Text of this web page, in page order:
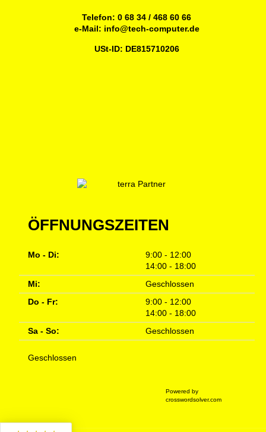
Telefon:0 68 34 / 468 60 66
e-Mail: info@tech-computer.de
USt-ID: DE815710206
ÖFFNUNGSZEITEN
Mo - Di:
9:00 - 12:00
14:00 - 18:00
Mi:
Geschlossen
Do - Fr:
9:00 - 12:00
14:00 - 18:00
Sa - So:
Geschlossen
Geschlossen
Powered by
crosswordsolver.com